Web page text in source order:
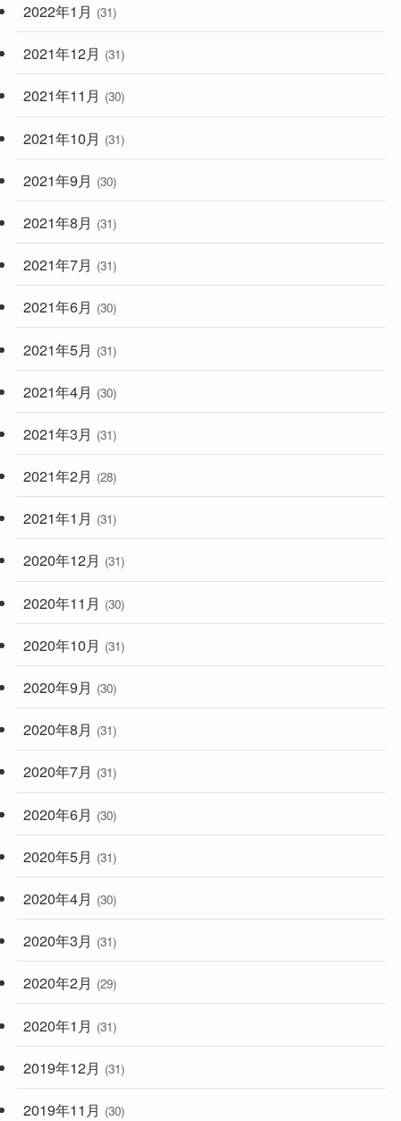
2022年1月 (31)
2021年12月 (31)
2021年11月 (30)
2021年10月 (31)
2021年9月 (30)
2021年8月 (31)
2021年7月 (31)
2021年6月 (30)
2021年5月 (31)
2021年4月 (30)
2021年3月 (31)
2021年2月 (28)
2021年1月 (31)
2020年12月 (31)
2020年11月 (30)
2020年10月 (31)
2020年9月 (30)
2020年8月 (31)
2020年7月 (31)
2020年6月 (30)
2020年5月 (31)
2020年4月 (30)
2020年3月 (31)
2020年2月 (29)
2020年1月 (31)
2019年12月 (31)
2019年11月 (30)